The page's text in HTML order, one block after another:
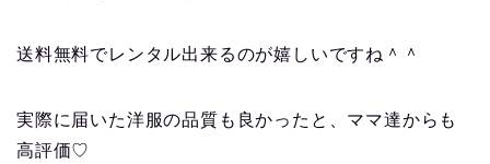
送料無料でレンタル出来るのが嬉しいですね＾＾
実際に届いた洋服の品質も良かったと、ママ達からも
高評価♡